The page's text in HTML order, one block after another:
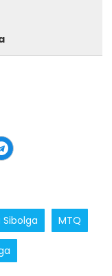
Sibolga MTQ